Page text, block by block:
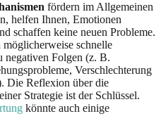
fördern im Allgemeinen
helfen Ihnen, Emotionen
schaffen keine neuen Probleme.
möglicherweise schnelle
negativen Folgen (z. B.
Verschlechterung
Die Reflexion über die
Strategie ist der Schlüssel.
könnte auch einige